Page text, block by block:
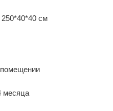
см
месяца